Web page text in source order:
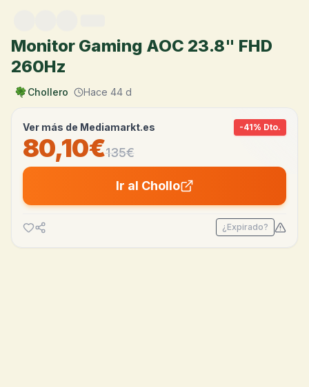
Monitor Gaming AOC 23.8" FHD
260Hz
Chollero Hace 44 d
Ver más de Mediamarkt.es -41% Dto.
80,10€135€
Ir al Chollo
¿Expirado?